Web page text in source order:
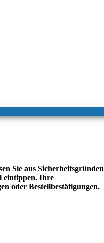
Sie aus Sicherheitsgründen
eintippen. Ihre
oder Bestellbestätigungen.